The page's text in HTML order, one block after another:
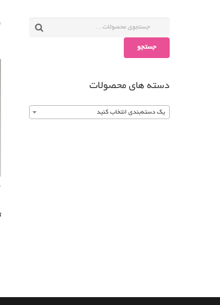
جستجو
دسته های محصولات
یک دسته‌بندی انتخاب کنید